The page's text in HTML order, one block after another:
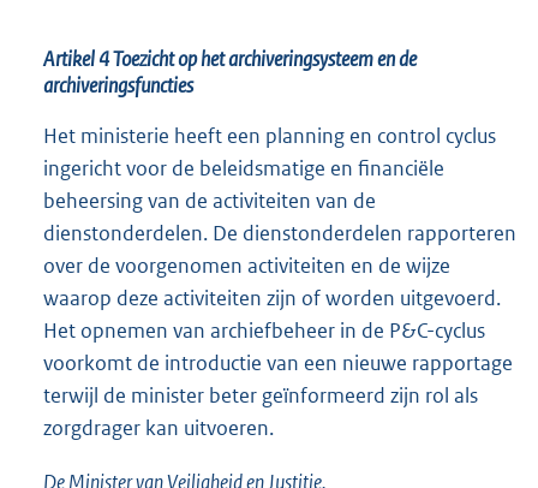
Artikel 4 Toezicht op het archiveringsysteem en de
archiveringsfuncties
Het ministerie heeft een planning en control cyclus
ingericht voor de beleidsmatige en financiële
beheersing van de activiteiten van de
dienstonderdelen. De dienstonderdelen rapporteren
over de voorgenomen activiteiten en de wijze
waarop deze activiteiten zijn of worden uitgevoerd.
Het opnemen van archiefbeheer in de P&C-cyclus
voorkomt de introductie van een nieuwe rapportage
terwijl de minister beter geïnformeerd zijn rol als
zorgdrager kan uitvoeren.
De Minister van Veiligheid en Justitie,